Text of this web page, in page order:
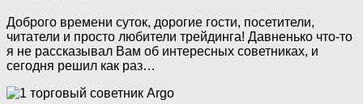
Доброго времени суток, дорогие гости, посетители,
читатели и просто любители трейдинга! Давненько что-то
я не рассказывал Вам об интересных советниках, и
сегодня решил как раз…